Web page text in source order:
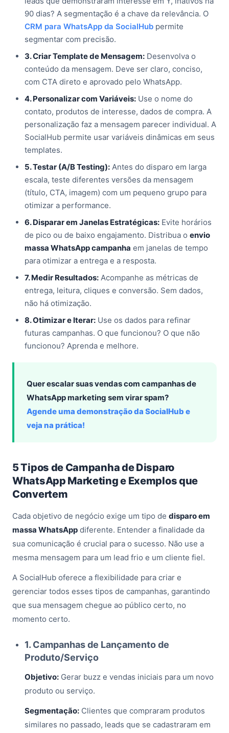
90 dias? A segmentação é a chave da relevância. O
CRM para WhatsApp da SocialHub permite
segmentar com precisão.
3. Criar Template de Mensagem: Desenvolva o
conteúdo da mensagem. Deve ser claro, conciso,
com CTA direto e aprovado pelo WhatsApp.
4. Personalizar com Variáveis: Use o nome do
contato, produtos de interesse, dados de compra. A
personalização faz a mensagem parecer individual. A
SocialHub permite usar variáveis dinâmicas em seus
templates.
5. Testar (A/B Testing): Antes do disparo em larga
escala, teste diferentes versões da mensagem
(título, CTA, imagem) com um pequeno grupo para
otimizar a performance.
6. Disparar em Janelas Estratégicas: Evite horários
de pico ou de baixo engajamento. Distribua o envio
massa WhatsApp campanha em janelas de tempo
para otimizar a entrega e a resposta.
7. Medir Resultados: Acompanhe as métricas de
entrega, leitura, cliques e conversão. Sem dados,
não há otimização.
8. Otimizar e Iterar: Use os dados para refinar
futuras campanhas. O que funcionou? O que não
funcionou? Aprenda e melhore.
Quer escalar suas vendas com campanhas de
WhatsApp marketing sem virar spam?
Agende uma demonstração da SocialHub e
veja na prática!
5 Tipos de Campanha de Disparo
WhatsApp Marketing e Exemplos que
Convertem
Cada objetivo de negócio exige um tipo de disparo em
massa WhatsApp diferente. Entender a finalidade da
sua comunicação é crucial para o sucesso. Não use a
mesma mensagem para um lead frio e um cliente fiel.
A SocialHub oferece a flexibilidade para criar e
gerenciar todos esses tipos de campanhas, garantindo
que sua mensagem chegue ao público certo, no
momento certo.
1. Campanhas de Lançamento de
Produto/Serviço
Objetivo: Gerar buzz e vendas iniciais para um novo
produto ou serviço.
Segmentação: Clientes que compraram produtos
similares no passado, leads que se cadastraram em